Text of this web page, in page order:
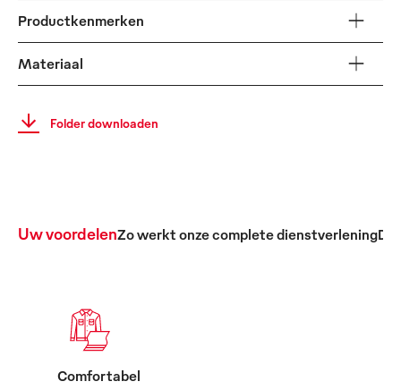
Productkenmerken
Materiaal
Folder downloaden
Uw voordelenZo werkt onze complete dienstverleningDe
Comfortabel